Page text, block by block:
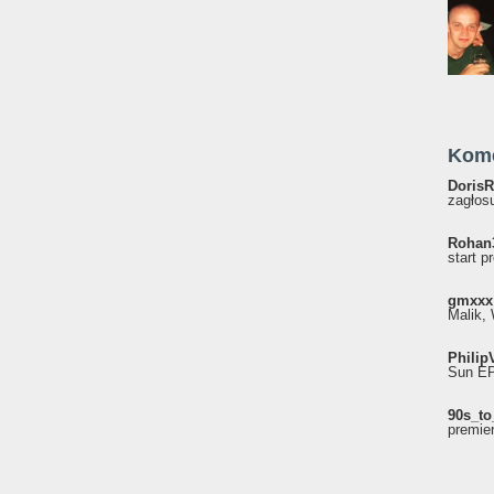
start
gmxxx
Malik,
Sun